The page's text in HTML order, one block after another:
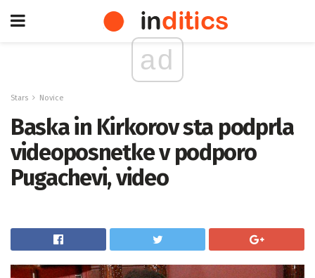
ad
Stars Novice
Baska in Kirkorov sta podprla
videoposnetke v podporo
Pugachevi, video